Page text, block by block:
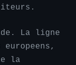
La ligne
la